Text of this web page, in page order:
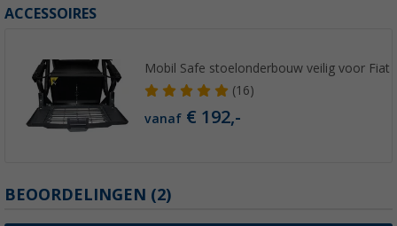
ACCESSOIRES
Mobil Safe stoelonderbouw veilig voor Fiat
(16)
vanaf € 192,-
BEOORDELINGEN (2)